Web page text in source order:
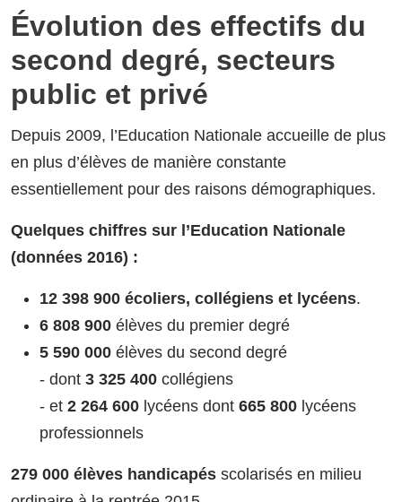
Évolution des effectifs du
second degré, secteurs
public et privé
Depuis 2009, l’Education Nationale accueille de plus
en plus d’élèves de manière constante
essentiellement pour des raisons démographiques.
Quelques chiffres sur l’Education Nationale
(données 2016) :
12 398 900 écoliers, collégiens et lycéens.
6 808 900 élèves du premier degré
5 590 000 élèves du second degré
- dont 3 325 400 collégiens
- et 2 264 600 lycéens dont 665 800 lycéens
professionnels
279 000 élèves handicapés scolarisés en milieu